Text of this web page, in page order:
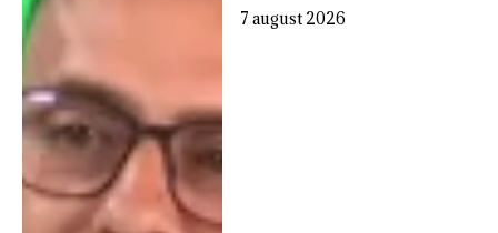
7 august 2026